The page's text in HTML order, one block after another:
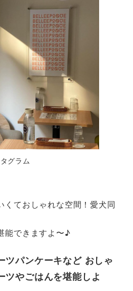
グラム
くておしゃれな空間！愛犬同
能できますよ〜♪
ツパンケーキなど おしゃ
ツやごはんを堪能しよ